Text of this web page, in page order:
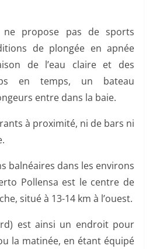
propose pas de sports
de plongée en apnée
de l’eau claire et des
en temps, un bateau
entre dans la baie.
à proximité, ni de bars ni
balnéaires dans les environs
Pollensa est le centre de
situé à 13-14 km à l’ouest.
est ainsi un endroit pour
la matinée, en étant équipé